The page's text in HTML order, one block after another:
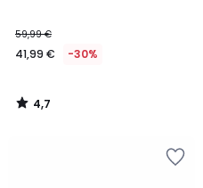
59,99 €
41,99 € -30%
4,7
/